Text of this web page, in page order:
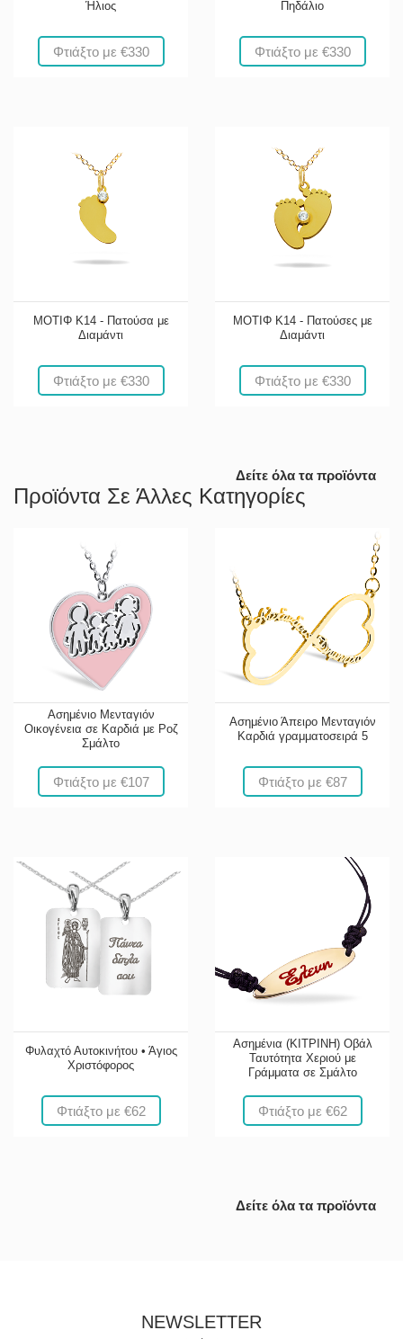
Ήλιος
Φτιάξτο με €330
Πηδάλιο
Φτιάξτο με €330
ΜΟΤΙΦ Κ14 - Πατούσα με
Διαμάντι
Φτιάξτο με €330
ΜΟΤΙΦ Κ14 - Πατούσες με
Διαμάντι
Φτιάξτο με €330
Δείτε όλα τα προϊόντα
Προϊόντα Σε Άλλες Κατηγορίες
Ασημένιο Μενταγιόν
Οικογένεια σε Καρδιά με Ροζ
Σμάλτο
Φτιάξτο με €107
Ασημένιο Άπειρο Μενταγιόν
Καρδιά γραμματοσειρά 5
Φτιάξτο με €87
Φυλαχτό Αυτοκινήτου • Άγιος
Χριστόφορος
Φτιάξτο με €62
Ασημένια (ΚΙΤΡΙΝΗ) Οβάλ
Ταυτότητα Χεριού με
Γράμματα σε Σμάλτο
Φτιάξτο με €62
Δείτε όλα τα προϊόντα
NEWSLETTER